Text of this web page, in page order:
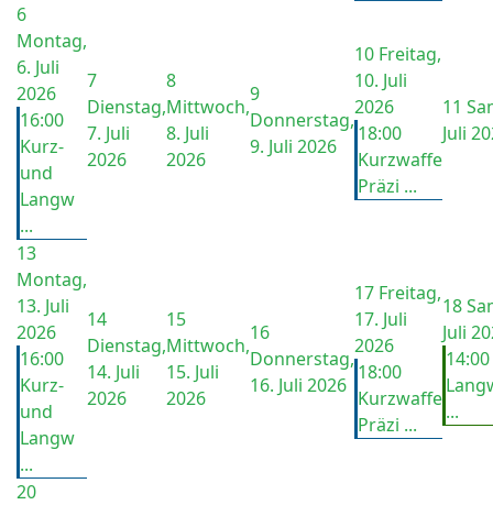
6
Montag,
6. Juli
2026
16:00
Kurz-
und
Langw
...
7
Dienstag,
7. Juli
2026
8
Mittwoch,
8. Juli
2026
9
Donnerstag,
9. Juli 2026
10 Freitag,
10. Juli
2026
18:00
Kurzwaffe
Präzi ...
11
Juli
13
Montag,
13. Juli
2026
16:00
Kurz-
und
Langw
...
14
Dienstag,
14. Juli
2026
15
Mittwoch,
15. Juli
2026
16
Donnerstag,
16. Juli 2026
17 Freitag,
17. Juli
2026
18:00
Kurzwaffe
Präzi ...
18
Juli
14:00
...
20